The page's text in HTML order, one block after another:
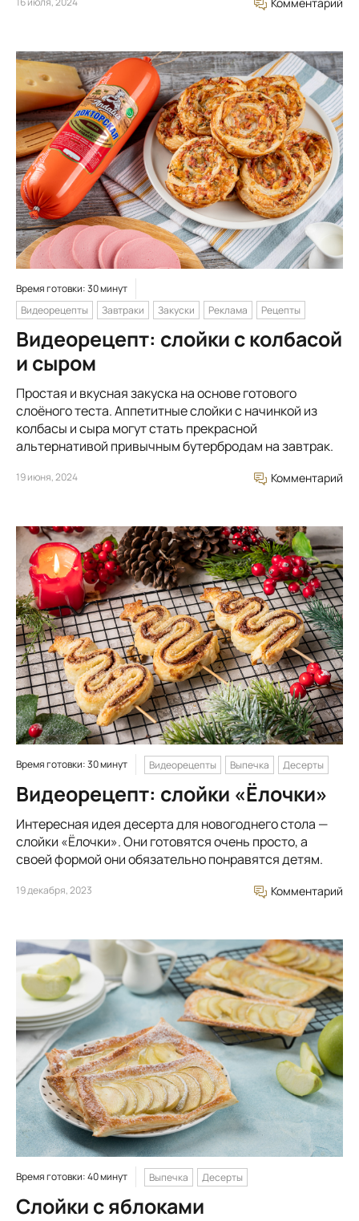
Время готовки: 30 минут
Видеорецепты
Завтраки Закуски Реклама Рецепты
Видеорецепт: слойки с колбасой
и сыром
Простая и вкусная закуска на основе готового
слоёного теста. Аппетитные слойки с начинкой из
колбасы и сыра могут стать прекрасной
альтернативой привычным бутербродам на завтрак.
19 июня, 2024 Комментарий
Время готовки: 30 минут Видеорецепты Выпечка Десерты
Видеорецепт: слойки «Ёлочки»
Интересная идея десерта для новогоднего стола —
слойки «Ёлочки». Они готовятся очень просто, а
своей формой они обязательно понравятся детям.
19 декабря, 2023 Комментарий
Время готовки: 40 минут Выпечка Десерты
Слойки с яблоками